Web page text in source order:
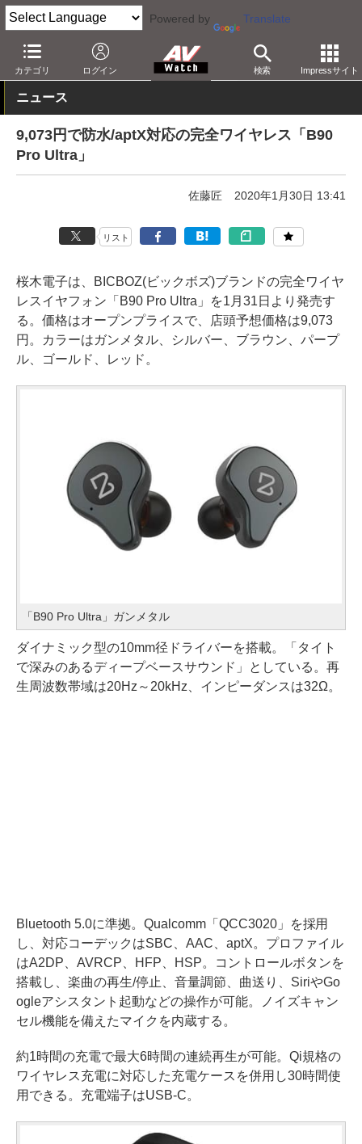
Powered by Translate
カテゴリ ログイン 検索 Impressサイト
AV Watch 製品 ヘッドフォン その他
ニュース
9,073円で防水/aptX対応の完全ワイヤレス「B90
Pro Ultra」
佐藤匠 2020年1月30日 13:41
リスト
桜木電子は、BICBOZ(ビックボズ)ブランドの完全ワイヤ
レスイヤフォン「B90 Pro Ultra」を1月31日より発売す
る。価格はオープンプライスで、店頭予想価格は9,073
円。カラーはガンメタル、シルバー、ブラウン、パープ
ル、ゴールド、レッド。
「B90 Pro Ultra」ガンメタル
ダイナミック型の10mm径ドライバーを搭載。「タイト
で深みのあるディープベースサウンド」としている。再
生周波数帯域は20Hz～20kHz、インピーダンスは32Ω。
Bluetooth 5.0に準拠。Qualcomm「QCC3020」を採用
し、対応コーデックはSBC、AAC、aptX。プロファイル
はA2DP、AVRCP、HFP、HSP。コントロールボタンを
搭載し、楽曲の再生/停止、音量調節、曲送り、SiriやGo
ogleアシスタント起動などの操作が可能。ノイズキャン
セル機能を備えたマイクを内蔵する。
約1時間の充電で最大6時間の連続再生が可能。Qi規格の
ワイヤレス充電に対応した充電ケースを併用し30時間使
用できる。充電端子はUSB-C。